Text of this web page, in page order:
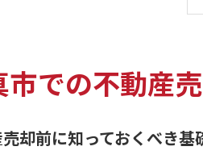
市での不動産
却前に知っておくべき基